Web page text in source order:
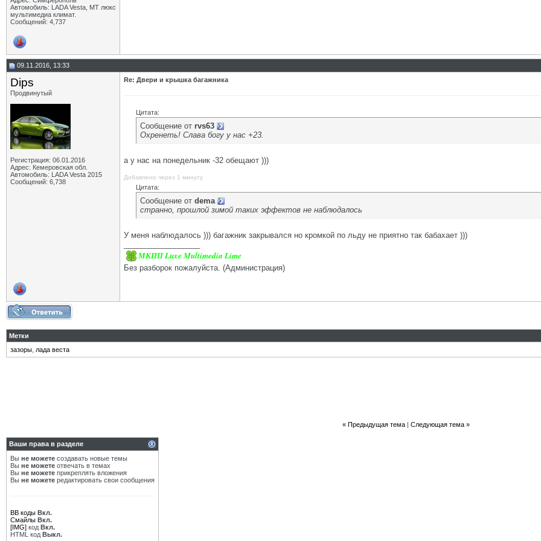
Автомобиль: LADA Vesta, МТ люкс
мультимедиа климат.
Сообщений: 4,737
09.11.2016, 13:33
Dips
Продвинутый
Регистрация: 06.01.2016
Адрес: Кемеровская обл.
Автомобиль: LADA Vesta 2015
Сообщений: 6,738
Re: Двери и крышка багажника
Цитата:
Сообщение от rvs63
Охренеть! Слава богу у нас +23.
а у нас на понедельник -32 обещают )))
Добавлено через 1 минуту
Цитата:
Сообщение от dema
странно, прошлой зимой таких эффектов не наблюдалось
У меня наблюдалось ))) багажник закрывался но кромкой по льду не приятно так бабахает )))
МКПП Luxe Multimedia Lime
Без разборок пожалуйста. (Администрация)
Метки
зазоры лада веста
« Предыдущая тема| Следующая тема »
Ваши права в разделе
Вы не можете создавать новые темы
Вы не можете отвечать в темах
Вы не можете прикреплять вложения
Вы не можете редактировать свои сообщения
BB коды Вкл.
Смайлы Вкл.
[IMG] код Вкл.
HTML код Выкл.